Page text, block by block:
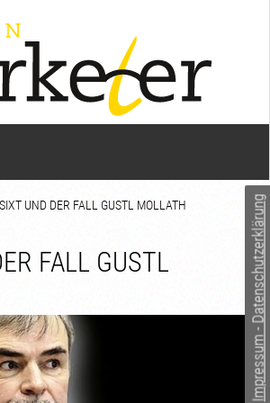
Impressum - Datenschutzerklärung
UND DER FALL GUSTL MOLLATH
FALL GUSTL